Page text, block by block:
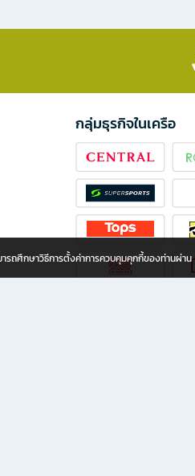
กลุ่มธุรกิจในเครือ
รถศึกษาวิธีการตั้งค่าการควบคุมคุกกี้ของท่านผ่าน